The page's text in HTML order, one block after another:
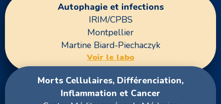
Autophagie et infections
IRIM/CPBS
Montpellier
Martine Biard-Piechaczyk
Voir le labo
Morts Cellulaires, Différenciation,
Inflammation et Cancer